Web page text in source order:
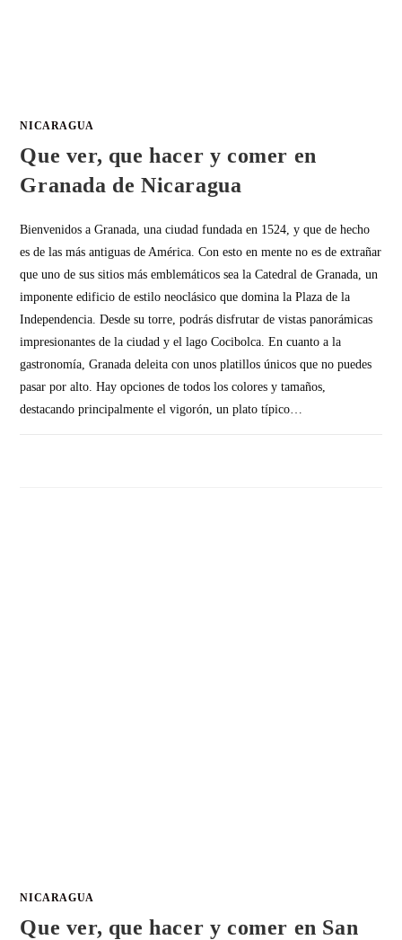
NICARAGUA
Que ver, que hacer y comer en
Granada de Nicaragua
Bienvenidos a Granada, una ciudad fundada en 1524, y que de hecho
es de las más antiguas de América. Con esto en mente no es de extrañar
que uno de sus sitios más emblemáticos sea la Catedral de Granada, un
imponente edificio de estilo neoclásico que domina la Plaza de la
Independencia. Desde su torre, podrás disfrutar de vistas panorámicas
impresionantes de la ciudad y el lago Cocibolca. En cuanto a la
gastronomía, Granada deleita con unos platillos únicos que no puedes
pasar por alto. Hay opciones de todos los colores y tamaños,
destacando principalmente el vigorón, un plato típico…
NICARAGUA
Que ver, que hacer y comer en San